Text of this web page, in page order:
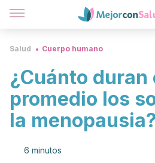
Salud Cuerpo humano
¿Cuánto duran
promedio los
la menopausia?
6 minutos